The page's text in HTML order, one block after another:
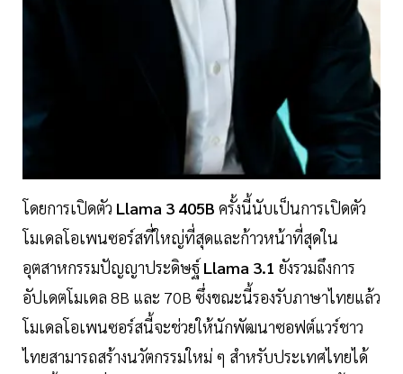
โดยการเปิดตัว Llama 3 405B ครั้งนี้นับเป็นการเปิดตัว
โมเดลโอเพนซอร์สที่ใหญ่ที่สุดและก้าวหน้าที่สุดใน
อุตสาหกรรมปัญญาประดิษฐ์ Llama 3.1 ยังรวมถึงการ
อัปเดตโมเดล 8B และ 70B ซึ่งขณะนี้รองรับภาษาไทยแล้ว
โมเดลโอเพนซอร์สนี้จะช่วยให้นักพัฒนาซอฟต์แวร์ชาว
ไทยสามารถสร้างนวัตกรรมใหม่ ๆ สำหรับประเทศไทยได้